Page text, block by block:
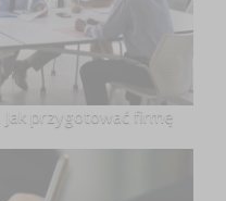
przygotować firmę